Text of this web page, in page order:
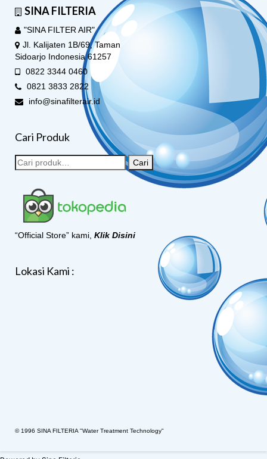
SINA FILTERIA
"SINA FILTER AIR"
Jl. Kalijaten 1B/69, Taman
Sidoarjo Indonesia 61257
0822 3344 0460
0821 3833 2822
info@sinafilterair.id
Cari Produk
Cari
“Official Store” kami, Klik Disini
Lokasi Kami :
© 1996 SINA FILTERIA "Water Treatment Technology"